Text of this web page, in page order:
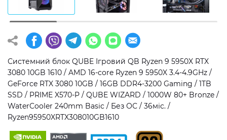
Операційна система
Windows 11 Home
Windows 11 Pro
Без ОС
Тип накопичувача
SSD
HDD
SSD + HDD
Додатково
RGB-підсвічування
Системний блок QUBE Ігровий QB Ryzen 9 5950X RTX
3080 10GB 1610 / AMD 16-core Ryzen 9 5950X 3.4-4.9GHz /
GeForce RTX 3080 10GB / 16GB DDR4-3200 Gaming / 1TB
SSD / PRIME X570-P / QUBE WIZARD / 1000W 80+ Bronze /
WaterCooler 240mm Basic / Без ОС / 36міс. /
Ryzen95950XRTX308010GB1610